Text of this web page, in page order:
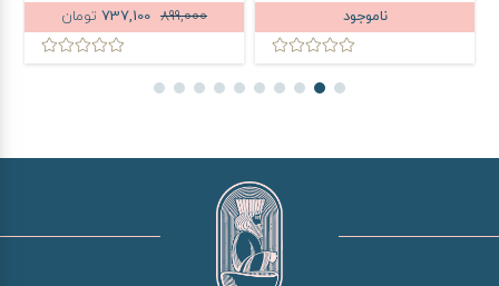
ناموجود
آردن سبوما مدل Sebugel وزن
350 گرم
899,000 تومان